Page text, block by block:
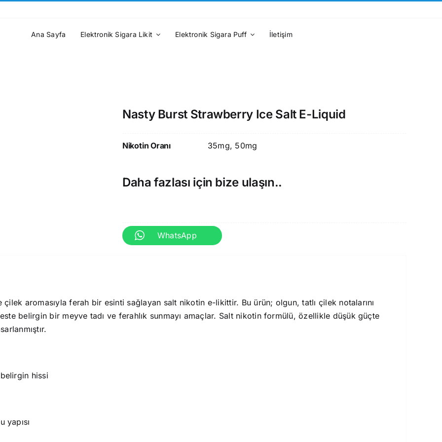
Ana Sayfa Elektronik Sigara Likit Elektronik Sigara Puff İletişim
Nasty Burst Strawberry Ice Salt E-Liquid
Nikotin Oranı 35mg, 50mg
Daha fazlası için bize ulaşın..
WhatsApp
çilek aromasıyla ferah bir esinti sağlayan salt nikotin e-likittir. Bu ürün; olgun, tatlı çilek notalarını
belirgin bir meyve tadı ve ferahlık sunmayı amaçlar. Salt nikotin formülü, özellikle düşük güçte
hissi
yapısı